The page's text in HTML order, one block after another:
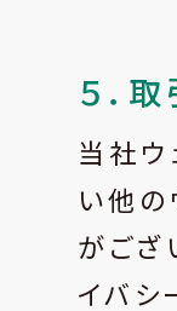
５．
当社
い他
がござ
イバシ